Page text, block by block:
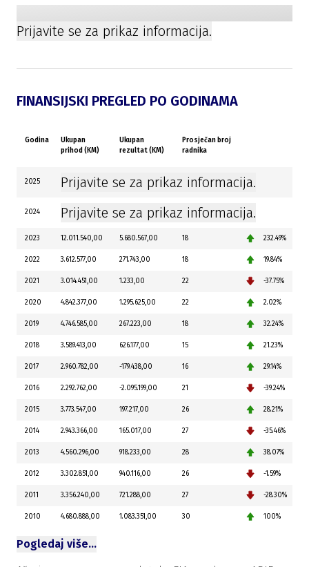
Prijavite se za prikaz informacija.
FINANSIJSKI PREGLED PO GODINAMA
Godina
Ukupan
prihod (KM)
Ukupan
rezultat (KM)
Prosječan broj
radnika
2025 Prijavite se za prikaz informacija.
2024 Prijavite se za prikaz informacija.
2023 12.011.540,00 5.680.567,00 18 232.49%
2022 3.612.577,00 271.743,00 18 19.84%
2021 3.014.451,00 1.233,00 22 -37.75%
2020 4.842.377,00 1.295.625,00 22 2.02%
2019 4.746.585,00 267.223,00 18 32.24%
2018 3.589.413,00 626.177,00 15 21.23%
2017 2.960.782,00 -179.438,00 16 29.14%
2016 2.292.762,00 -2.095.199,00 21 -39.24%
2015 3.773.547,00 197.217,00 26 28.21%
2014 2.943.366,00 165.017,00 27 -35.46%
2013 4.560.296,00 918.233,00 28 38.07%
2012 3.302.851,00 940.116,00 26 -1.59%
2011 3.356.240,00 721.288,00 27 -28.30%
2010 4.680.888,00 1.083.351,00 30 100%
Pogledaj više…